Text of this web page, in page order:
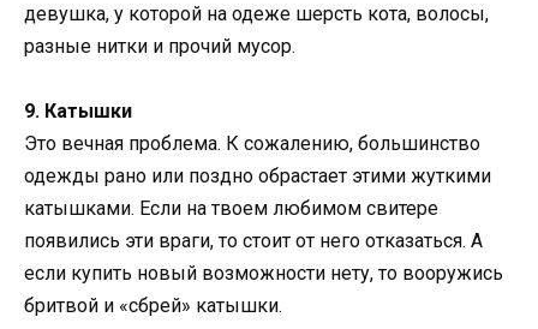
девушка, у которой на одеже шерсть кота, волосы,
разные нитки и прочий мусор.
9. Катышки
Это вечная проблема. К сожалению, большинство
одежды рано или поздно обрастает этими жуткими
катышками. Если на твоем любимом свитере
появились эти враги, то стоит от него отказаться. А
если купить новый возможности нету, то вооружись
бритвой и «сбрей» катышки.